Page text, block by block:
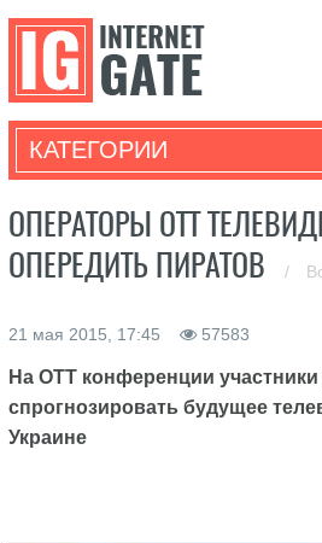
КАТЕГОРИИ
ОПЕРАТОРЫ ОТТ
ОПЕРЕДИТЬ ПИРАТОВ
/
21 мая 2015, 17:45 57583
На ОТТ конференции
спрогнозировать будущее
Украине